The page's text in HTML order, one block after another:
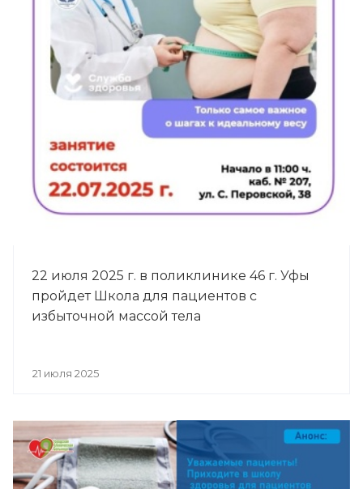
22 июля 2025 г. в поликлинике 46 г. Уфы
пройдет Школа для пациентов с
избыточной массой тела
21 июля 2025